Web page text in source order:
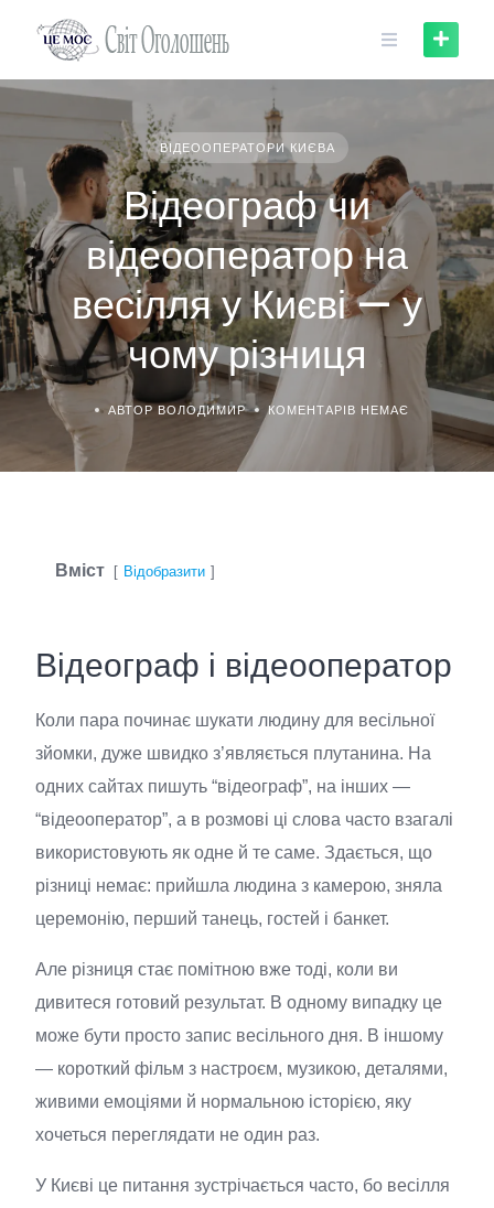
ВІДЕООПЕРАТОРИ КИЄВА
Відеограф чи
відеооператор на
весілля у Києві — у
чому різниця
АВТОР ВОЛОДИМИР КОМЕНТАРІВ НЕМАЄ
Вміст Відобразити
Відеограф і відеооператор
Коли пара починає шукати людину для весільної
зйомки, дуже швидко з’являється плутанина. На
одних сайтах пишуть “відеограф”, на інших —
“відеооператор”, а в розмові ці слова часто взагалі
використовують як одне й те саме. Здається, що
різниці немає: прийшла людина з камерою, зняла
церемонію, перший танець, гостей і банкет.
Але різниця стає помітною вже тоді, коли ви
дивитеся готовий результат. В одному випадку це
може бути просто запис весільного дня. В іншому
— короткий фільм з настроєм, музикою, деталями,
живими емоціями й нормальною історією, яку
хочеться переглядати не один раз.
У Києві це питання зустрічається часто, бо весілля